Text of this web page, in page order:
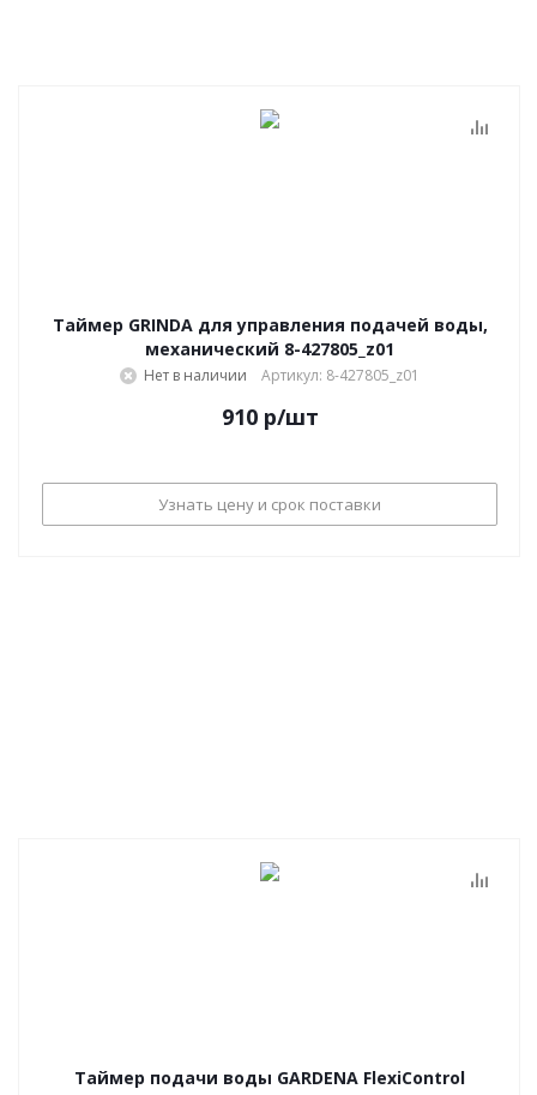
Таймер GRINDA для управления подачей воды,
механический 8-427805_z01
Нет в наличии Артикул: 8-427805_z01
910р/шт
Узнать цену и срок поставки
Таймер подачи воды GARDENA FlexiControl